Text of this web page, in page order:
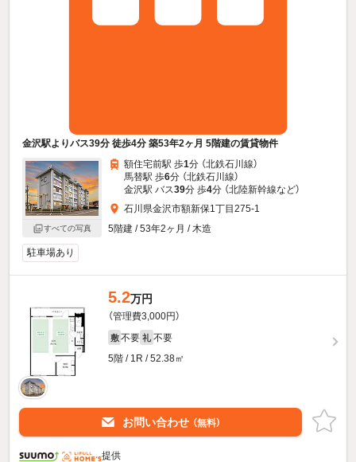
金沢駅よりバス39分 徒歩4分 築53年2ヶ月 5階建の賃貸物件
すべての写真
額住宅前駅 歩1分 （北鉄石川線）
馬替駅 歩6分 （北鉄石川線）
金沢駅 バス39分 歩4分 （北陸新幹線など）
石川県金沢市額新保1丁目275-1
5階建 / 53年2ヶ月 / 木造
駐車場あり
5.2万円
（管理費3,000円）
敷 不要 礼 不要
5階 / 1R / 52.38㎡
お問い合わせ （無料）
提供